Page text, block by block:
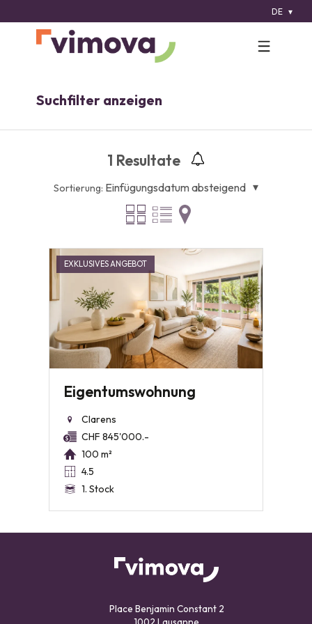
DE
Suchfilter anzeigen
1 Resultate
Sortierung: Einfügungsdatum absteigend
EXKLUSIVES ANGEBOT
Eigentumswohnung
Clarens
CHF 845'000.-
100 m²
4.5
1. Stock
Place Benjamin Constant 2